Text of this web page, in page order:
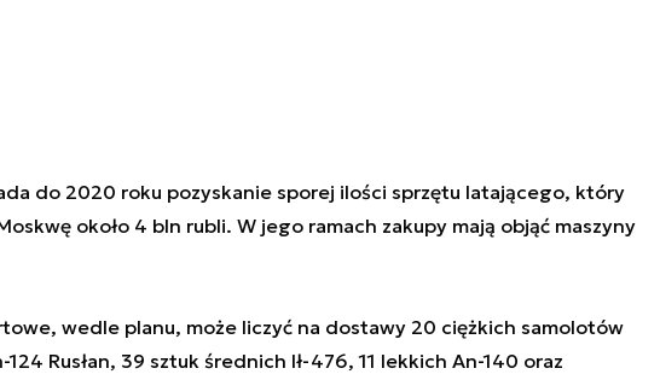
do 2020 roku pozyskanie sporej ilości sprzętu latającego, który
około 4 bln rubli. W jego ramach zakupy mają objąć maszyny
wedle planu, może liczyć na dostawy 20 ciężkich samolotów
Rusłan, 39 sztuk średnich Ił-476, 11 lekkich An-140 oraz